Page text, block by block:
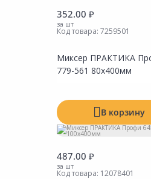
352.00 ₽
за шт
Код товара: 7259501
Миксер ПРАКТИКА
779-561 80х400мм
В корзину
487.00 ₽
за шт
Код товара: 12078401